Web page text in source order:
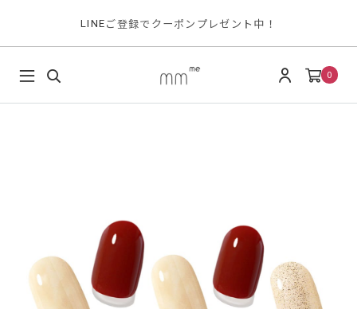
LINE ご登録でクーポンプレゼント中！
0